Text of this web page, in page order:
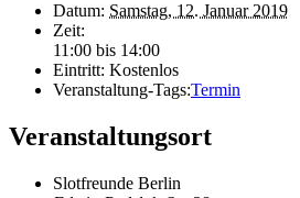
Datum: Samstag, 12. Januar 2019
Zeit:
11:00 bis 14:00
Eintritt: Kostenlos
Veranstaltung-Tags:Termin
Veranstaltungsort
Slotfreunde Berlin